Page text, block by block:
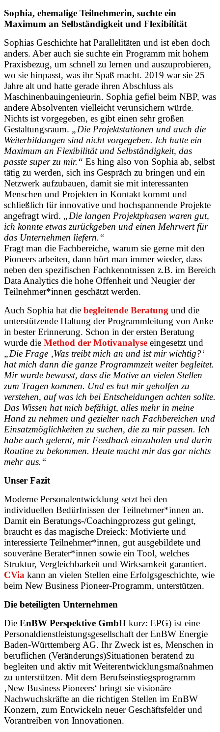
Sophia, ehemalige Teilnehmerin, suchte ein
Maximum an Selbständigkeit und Flexibilität
Sophias Geschichte hat Parallelitäten und ist eben doch
anders. Aber auch sie suchte ein Programm mit hohem
Praxisbezug, um schnell zu lernen und auszuprobieren,
wo sie hinpasst, was ihr Spaß macht. 2019 war sie 25
Jahre alt und hatte gerade ihren Abschluss als
Maschinenbauingenieurin. Sophia gefiel beim NBP, was
andere Absolventen vielleicht verunsichern würde.
Nichts ist vorgegeben, es gibt einen sehr großen
Gestaltungsraum. „Die Projektstationen und auch die
Weiterbildungen sind nicht vorgegeben. Ich hatte ein
Maximum an Flexibilität und Selbständigkeit, das
passte super zu mir.“ Es hing also von Sophia ab, selbst
tätig zu werden, sich ins Gespräch zu bringen und ein
Netzwerk aufzubauen, damit sie mit interessanten
Menschen und Projekten in Kontakt kommt und
schließlich für innovative und hochspannende Projekte
angefragt wird. „Die langen Projektphasen waren gut,
ich konnte etwas zurückgeben und einen Mehrwert für
das Unternehmen liefern.“
Fragt man die Fachbereiche, warum sie gerne mit den
Pioneers arbeiten, dann hört man immer wieder, dass
neben den spezifischen Fachkenntnissen z.B. im Bereich
Data Analytics die hohe Offenheit und Neugier der
Teilnehmer*innen geschätzt werden.
Auch Sophia hat die begleitende Beratung und die
unterstützende Haltung der Programmleitung von Anke
in bester Erinnerung. Schon in der ersten Beratung
wurde die Method der Motivanalyse eingesetzt und
„Die Frage ‚Was treibt mich an und ist mir wichtig?‘
hat mich dann die ganze Programmzeit weiter begleitet.
Mir wurde bewusst, dass die Motive an vielen Stellen
zum Tragen kommen. Und es hat mir geholfen zu
verstehen, auf was ich bei Entscheidungen achten sollte.
Das Wissen hat mich befähigt, alles mehr in meine
Hand zu nehmen und gezielter nach Fachbereichen und
Einsatzmöglichkeiten zu suchen, die zu mir passen. Ich
habe auch gelernt, mir Feedback einzuholen und darin
Routine zu bekommen. Heute macht mir das gar nichts
mehr aus.“
Unser Fazit
Moderne Personalentwicklung setzt bei den
individuellen Bedürfnissen der Teilnehmer*innen an.
Damit ein Beratungs-/Coachingprozess gut gelingt,
braucht es das magische Dreieck: Motivierte und
interessierte Teilnehmer*innen, gut ausgebildete und
souveräne Berater*innen sowie ein Tool, welches
Struktur, Vergleichbarkeit und Wirksamkeit garantiert.
CVia kann an vielen Stellen eine Erfolgsgeschichte, wie
beim New Business Pioneer-Programm, unterstützen.
Die beteiligten Unternehmen
Die EnBW Perspektive GmbH kurz: EPG) ist eine
Personaldienstleistungsgesellschaft der EnBW Energie
Baden-Württemberg AG. Ihr Zweck ist es, Menschen in
beruflichen (Veränderungs)Situationen beratend zu
begleiten und aktiv mit Weiterentwicklungsmaßnahmen
zu unterstützen. Mit dem Berufseinstiegsprogramm
‚New Business Pioneers‘ bringt sie visionäre
Nachwuchskräfte an die richtigen Stellen im EnBW
Konzern, zum Entwickeln neuer Geschäftsfelder und
Vorantreiben von Innovationen.